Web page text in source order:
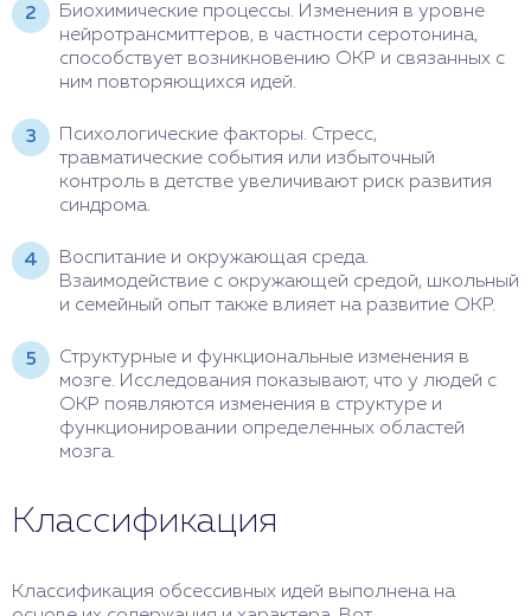
Биохимические процессы. Изменения в уровне
нейротрансмиттеров, в частности серотонина,
способствует возникновению ОКР и связанных с
ним повторяющихся идей.
Психологические факторы. Стресс,
травматические события или избыточный
контроль в детстве увеличивают риск развития
синдрома.
Воспитание и окружающая среда.
Взаимодействие с окружающей средой, школьный
и семейный опыт также влияет на развитие ОКР.
Структурные и функциональные изменения в
мозге. Исследования показывают, что у людей с
ОКР появляются изменения в структуре и
функционировании определенных областей
мозга.
Классификация
Классификация обсессивных идей выполнена на